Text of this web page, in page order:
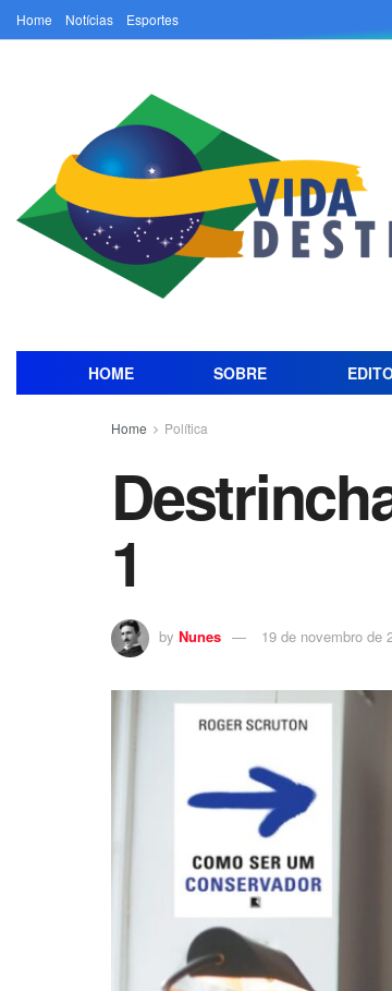
Home Notícias Esportes
HOME SOBRE
Home Política
1
by Nunes 19 de novembro de